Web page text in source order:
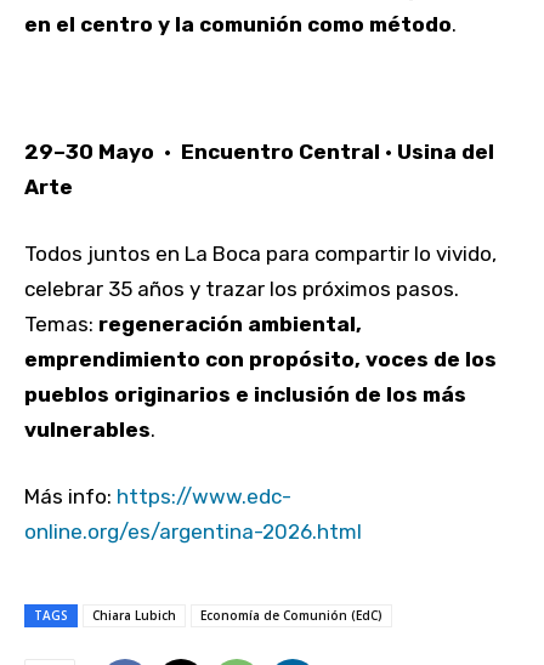
en el centro y la comunión como método.
29–30 Mayo · Encuentro Central · Usina del
Arte
Todos juntos en La Boca para compartir lo vivido,
celebrar 35 años y trazar los próximos pasos.
Temas: regeneración ambiental,
emprendimiento con propósito, voces de los
pueblos originarios e inclusión de los más
vulnerables.
Más info: https://www.edc-
online.org/es/argentina-2026.html
TAGS Chiara Lubich Economía de Comunión (EdC)